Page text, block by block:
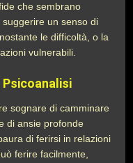
che sembrano
un senso di
le difficoltà, o la
vulnerabili.
sognare di camminare
di ansie profonde
di ferirsi in relazioni
ferire facilmente,